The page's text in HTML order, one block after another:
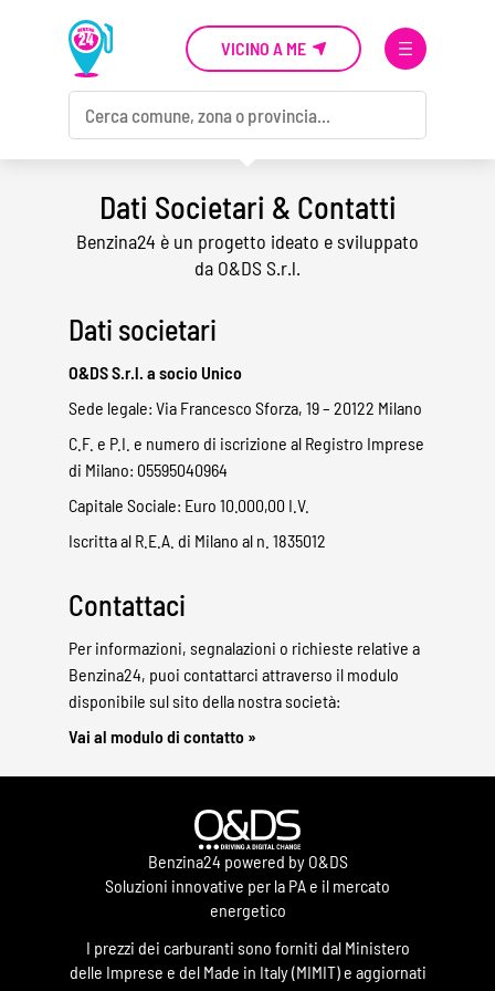
VICINO A ME
Dati Societari & Contatti
Benzina24 è un progetto ideato e sviluppato
da O&DS S.r.l.
Dati societari
O&DS S.r.l. a socio Unico
Sede legale: Via Francesco Sforza, 19 – 20122 Milano
C.F. e P.I. e numero di iscrizione al Registro Imprese
di Milano: 05595040964
Capitale Sociale: Euro 10.000,00 I.V.
Iscritta al R.E.A. di Milano al n. 1835012
Contattaci
Per informazioni, segnalazioni o richieste relative a
Benzina24, puoi contattarci attraverso il modulo
disponibile sul sito della nostra società:
Vai al modulo di contatto »
Benzina24 powered by O&DS
Soluzioni innovative per la PA e il mercato
energetico
I prezzi dei carburanti sono forniti dal Ministero
delle Imprese e del Made in Italy (MIMIT) e aggiornati